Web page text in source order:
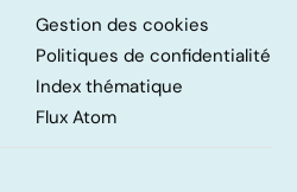
Gestion des cookies
Politiques de confidentialité
Index thématique
Flux Atom